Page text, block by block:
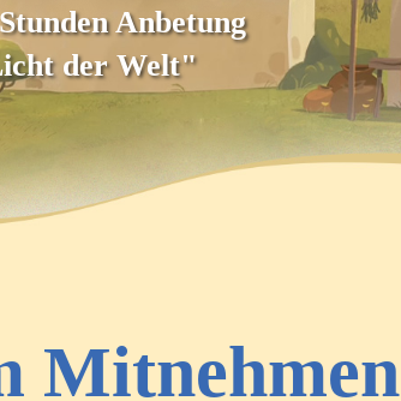
Anbetung
der Welt"
Mitnehmen